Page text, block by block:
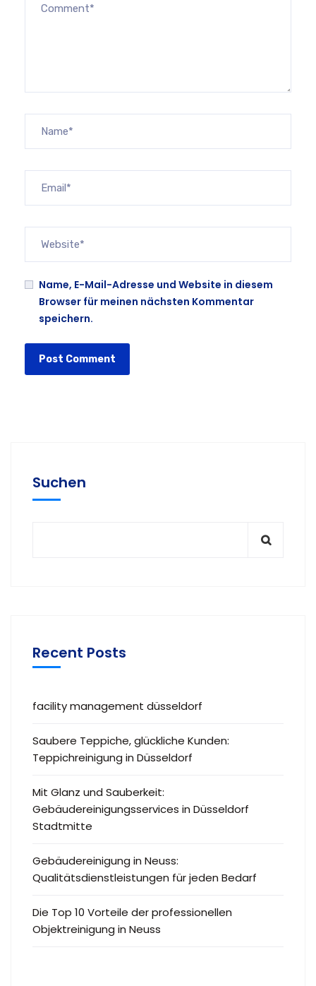
Name, E-Mail-Adresse und Website in diesem
Browser für meinen nächsten Kommentar
speichern.
Suchen
Recent Posts
facility management düsseldorf
Saubere Teppiche, glückliche Kunden:
Teppichreinigung in Düsseldorf
Mit Glanz und Sauberkeit:
Gebäudereinigungsservices in Düsseldorf
Stadtmitte
Gebäudereinigung in Neuss:
Qualitätsdienstleistungen für jeden Bedarf
Die Top 10 Vorteile der professionellen
Objektreinigung in Neuss